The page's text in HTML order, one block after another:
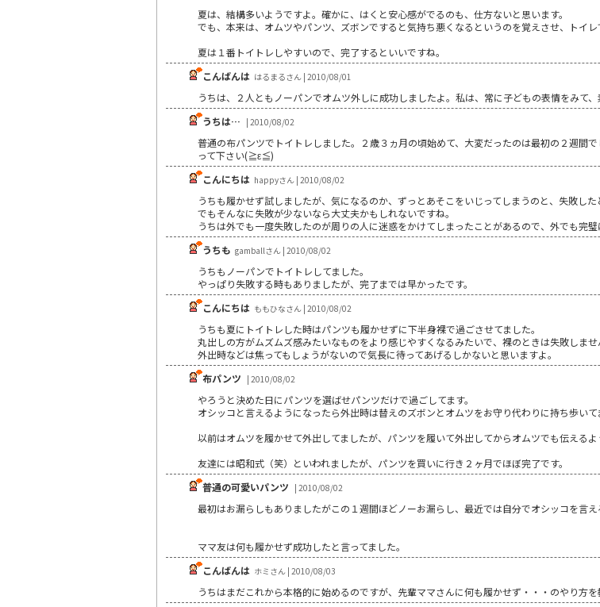
夏は、結構多いようですよ。確かに、はくと安心感がでるのも、仕方ないと思います。
でも、本来は、オムツやパンツ、ズボンですると気持ち悪くなるというのを覚えさせ、トイレ
夏は１番トイトレしやすいので、完了するといいですね。
こんばんは はるまるさん | 2010/08/01
うちは、２人ともノーパンでオムツ外しに成功しましたよ。私は、常に子どもの表情をみて、
うちは… | 2010/08/02
普通の布パンツでトイトレしました。２歳３ヵ月の頃始めて、大変だったのは最初の２週間
って下さい(≧ε≦)
こんにちは happyさん | 2010/08/02
うちも履かせず試しましたが、気になるのか、ずっとあそこをいじってしまうのと、失敗した
でもそんなに失敗が少ないなら大丈夫かもしれないですね。
うちは外でも一度失敗したのが周りの人に迷惑をかけてしまったことがあるので、外でも完璧
うちも gamballさん | 2010/08/02
うちもノーパンでトイトレしてました。
やっぱり失敗する時もありましたが、完了までは早かったです。
こんにちは ももひなさん | 2010/08/02
うちも夏にトイトレした時はパンツも履かせずに下半身裸で過ごさせてました。
丸出しの方がムズムズ感みたいなものをより感じやすくなるみたいで、裸のときは失敗しませ
外出時などは焦ってもしょうがないので気長に待ってあげるしかないと思いますよ。
布パンツ | 2010/08/02
やろうと決めた日にパンツを選ばせパンツだけで過ごしてます。
オシッコと言えるようになったら外出時は替えのズボンとオムツをお守り代わりに持ち歩いて
以前はオムツを履かせて外出してましたが、パンツを履いて外出してからオムツでも伝えるよ
友達には昭和式（笑）といわれましたが、パンツを買いに行き２ヶ月でほぼ完了です。
普通の可愛いパンツ | 2010/08/02
最初はお漏らしもありましたがこの１週間ほどノーお漏らし、最近では自分でオシッコを言え
ママ友は何も履かせず成功したと言ってました。
こんばんは ホミさん | 2010/08/03
うちはまだこれから本格的に始めるのですが、先輩ママさんに何も履かせず・・・のやり方を